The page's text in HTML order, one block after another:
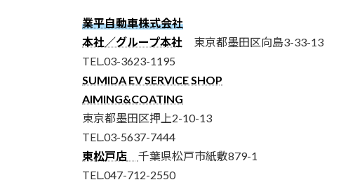
業平自動車株式会社
本社／グループ本社 東京都墨田区向島3-33-13
TEL.03-3623-1195
SUMIDA EV SERVICE SHOP
AIMING&COATING
東京都墨田区押上2-10-13
TEL.03-5637-7444
東松戸店
千葉県松戸市紙敷879-1
TEL.047-712-2550